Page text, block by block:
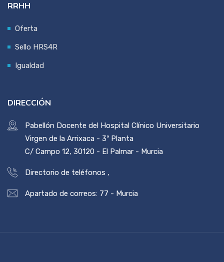
RRHH
Oferta
Sello HRS4R
Igualdad
DIRECCIÓN
Pabellón Docente del Hospital Clínico Universitario
Virgen de la Arrixaca - 3ª Planta
C/ Campo 12, 30120 - El Palmar - Murcia
Directorio de teléfonos ,
Apartado de correos: 77 - Murcia